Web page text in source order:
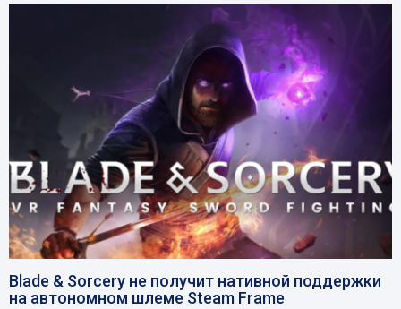
Blade & Sorcery не получит нативной поддержки
на автономном шлеме Steam Frame